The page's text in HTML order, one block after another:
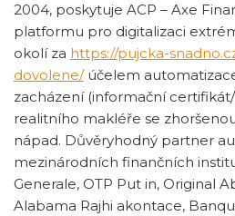
2004, poskytuje ACP – Axe
platformu pro digitalizaci
okolí za https://pujcka-
dovolene/účelem
zacházení (informační
realitního makléře se
nápad. Důvěryhodný partner
mezinárodních finančních
Generale, OTP Put in, Original
Alabama Rajhi akontace,